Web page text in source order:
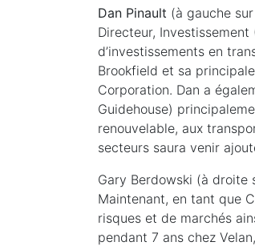
Dan Pinault (à gauche
Directeur, Investissement
d’investissements en
Brookfield et sa
Corporation. Dan a
Guidehouse)
renouvelable, aux
secteurs saura venir
Gary Berdowski (à droite
Maintenant, en tant que
risques et de marchés
pendant 7 ans chez